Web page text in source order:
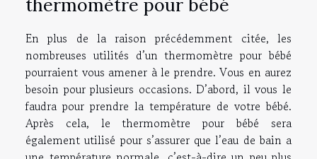
thermomètre pour bébé
En plus de la raison précédemment citée, les
nombreuses utilités d’un thermomètre pour bébé
pourraient vous amener à le prendre. Vous en aurez
besoin pour plusieurs occasions. D’abord, il vous le
faudra pour prendre la température de votre bébé.
Après cela, le thermomètre pour bébé sera
également utilisé pour s’assurer que l’eau de bain a